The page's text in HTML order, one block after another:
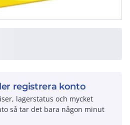
registrera konto
lagerstatus och mycket
så tar det bara någon minut